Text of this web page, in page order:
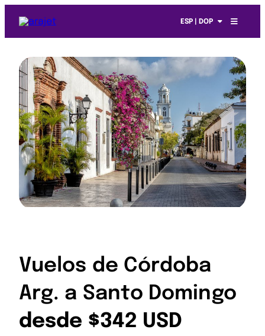
ESP | DOP
Vuelos de Córdoba
Arg. a Santo Domingo
desde $342 USD